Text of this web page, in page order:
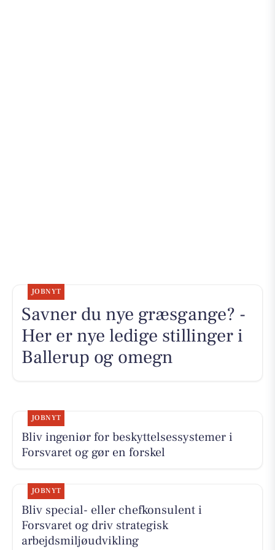
JOBNYT
Savner du nye græsgange? -
Her er nye ledige stillinger i
Ballerup og omegn
JOBNYT
Bliv ingeniør for beskyttelsessystemer i
Forsvaret og gør en forskel
JOBNYT
Bliv special- eller chefkonsulent i
Forsvaret og driv strategisk
arbejdsmiljøudvikling